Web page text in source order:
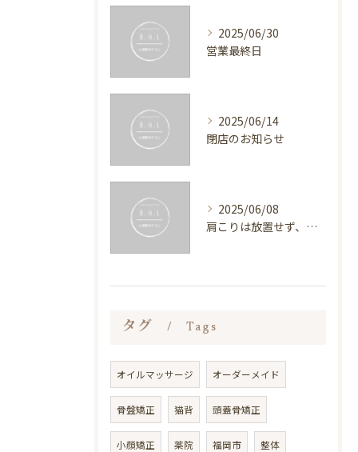
2025/06/30
営業最終日
2025/06/14
閉店のお知らせ
2025/06/08
肩こりは放置せず、すぐに対処しましょう！
タグ Tags
オイルマッサージ オーダーメイド
骨盤矯正 猫背 頭蓋骨矯正
小顔矯正 薬院 福岡市 整体